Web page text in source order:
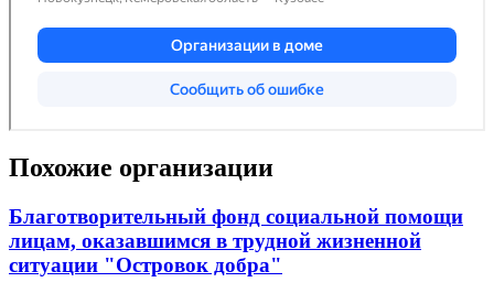
Похожие организации
Благотворительный фонд социальной помощи
лицам, оказавшимся в трудной жизненной
ситуации "Островок добра"